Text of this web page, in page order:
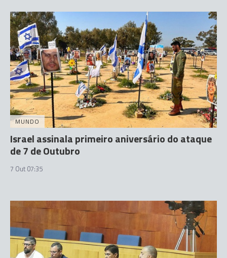
MUNDO
Israel assinala primeiro aniversário do ataque
de 7 de Outubro
7 Out 07:35